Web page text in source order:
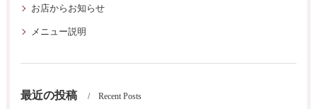
お店からお知らせ
メニュー説明
最近の投稿 Recent Posts